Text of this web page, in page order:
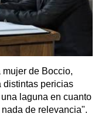
de Boccio,
distintas pericias
laguna en cuanto
de relevancia".